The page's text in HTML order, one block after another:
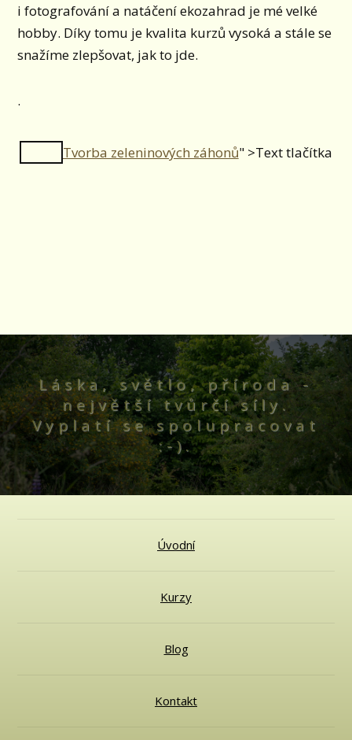
i fotografování a natáčení ekozahrad je mé velké
hobby. Díky tomu je kvalita kurzů vysoká a stále se
snažíme zlepšovat, jak to jde.
.
Tvorba zeleninových záhonů" >Text tlačítka
Láska, světlo, příroda -
největší tvůrčí síly.
Vyplatí se spolupracovat
:-).
Úvodní
Kurzy
Blog
Kontakt